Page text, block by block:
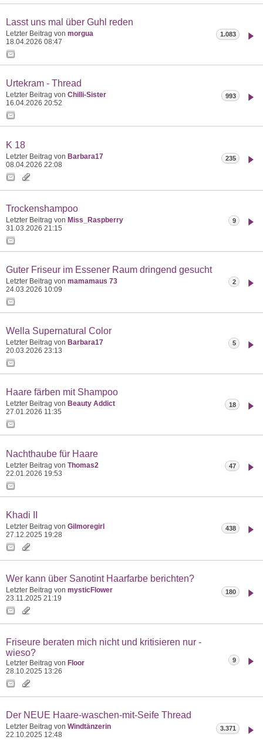
Lasst uns mal über Guhl reden
Letzter Beitrag von morgua
18.04.2026 08:47
1.083
Urtekram - Thread
Letzter Beitrag von Chilli-Sister
16.04.2026 20:52
993
K 18
Letzter Beitrag von Barbara17
08.04.2026 22:08
235
Trockenshampoo
Letzter Beitrag von Miss_Raspberry
31.03.2026 21:15
9
Guter Friseur im Essener Raum dringend gesucht
Letzter Beitrag von mamamaus 73
24.03.2026 10:09
2
Wella Supernatural Color
Letzter Beitrag von Barbara17
20.03.2026 23:13
5
Haare färben mit Shampoo
Letzter Beitrag von Beauty Addict
27.01.2026 11:35
18
Nachthaube für Haare
Letzter Beitrag von Thomas2
22.01.2026 19:53
47
Khadi II
Letzter Beitrag von Gilmoregirl
27.12.2025 19:28
438
Wer kann über Sanotint Haarfarbe berichten?
Letzter Beitrag von mysticFlower
23.11.2025 21:19
180
Friseure beraten mich nicht und kritisieren nur -
wieso?
Letzter Beitrag von Floor
28.10.2025 13:26
9
Der NEUE Haare-waschen-mit-Seife Thread
Letzter Beitrag von Windtänzerin
22.10.2025 12:48
3.371